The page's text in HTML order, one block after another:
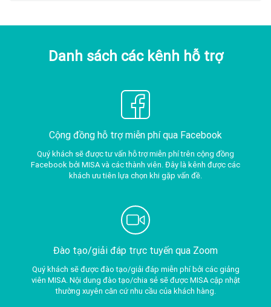
Danh sách các kênh hỗ trợ
Cộng đồng hỗ trợ miễn phí qua Facebook
Quý khách sẽ được tư vấn hỗ trợ miễn phí trên cộng đồng
Facebook bởi MISA và các thành viên. Đây là kênh được các
khách ưu tiên lựa chọn khi gặp vấn đề.
Đào tạo/giải đáp trực tuyến qua Zoom
Quý khách sẽ được đào tạo/giải đáp miễn phí bởi các giảng
viên MISA. Nội dung đào tạo/chia sẻ sẽ được MISA cập nhật
thường xuyên căn cứ nhu cầu của khách hàng.